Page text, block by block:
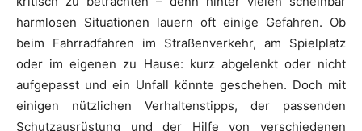
harmlosen Situationen lauern oft einige Gefahren. Ob
beim Fahrradfahren im Straßenverkehr, am Spielplatz
oder im eigenen zu Hause: kurz abgelenkt oder nicht
aufgepasst und ein Unfall könnte geschehen. Doch mit
einigen nützlichen Verhaltenstipps, der passenden
Schutzausrüstung und der Hilfe von verschiedenen